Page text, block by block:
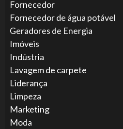
Fornecedor
Fornecedor de água potável
Geradores de Energia
Imóveis
Indústria
Lavagem de carpete
Liderança
Limpeza
Marketing
Moda